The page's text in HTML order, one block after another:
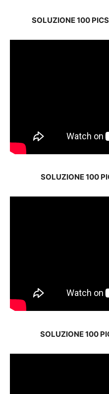
SOLUZIONE 100
SOLUZIONE 100
SOLUZIONE 100